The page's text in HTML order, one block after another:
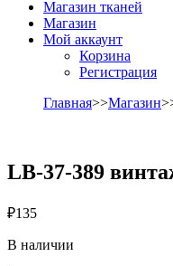
Магазин тканей
Магазин
Мой аккаунт
Корзина
Регистрация
Главная>>Магазин
LB-37-389
₽135
В наличии